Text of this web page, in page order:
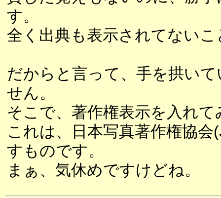
す。
全く出典も表示されてない
だからと言って、手を拱い
せん。
そこで、著作権表示を入れ
これは、日本写真著作権協
すものです。
まぁ、気休めですけどね。